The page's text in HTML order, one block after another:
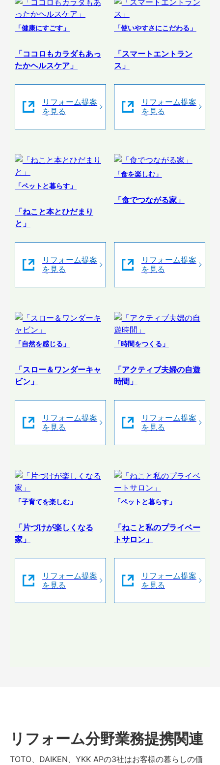
「健康にすごす」
「ココロもカラダもあっ
たかヘルスケア」
リフォーム提案
を見る
「使いやすさにこだわる」
「スマートエントラン
ス」
リフォーム提案
を見る
「ペットと暮らす」
「ねこと本とひだまり
と」
リフォーム提案
を見る
「食を楽しむ」
「食でつながる家」
リフォーム提案
を見る
「自然を感じる」
「スロー＆ワンダーキャ
ビン」
リフォーム提案
を見る
「時間をつくる」
「アクティブ夫婦の自遊
時間」
リフォーム提案
を見る
「子育てを楽しむ」
「片づけが楽しくなる
家」
リフォーム提案
を見る
「ペットと暮らす」
「ねこと私のプライベー
トサロン」
リフォーム提案
を見る
リフォーム分野業務提携関連
TOTO、DAIKEN、YKK APの3社はお客様の暮らしの価